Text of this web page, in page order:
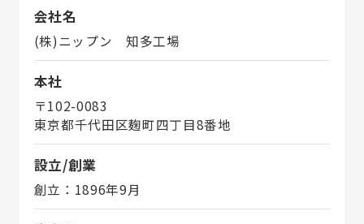
会社名
(株)ニップン 知多工場
本社
〒102-0083
東京都千代田区麹町四丁目8番地
設立/創業
創立：1896年9月